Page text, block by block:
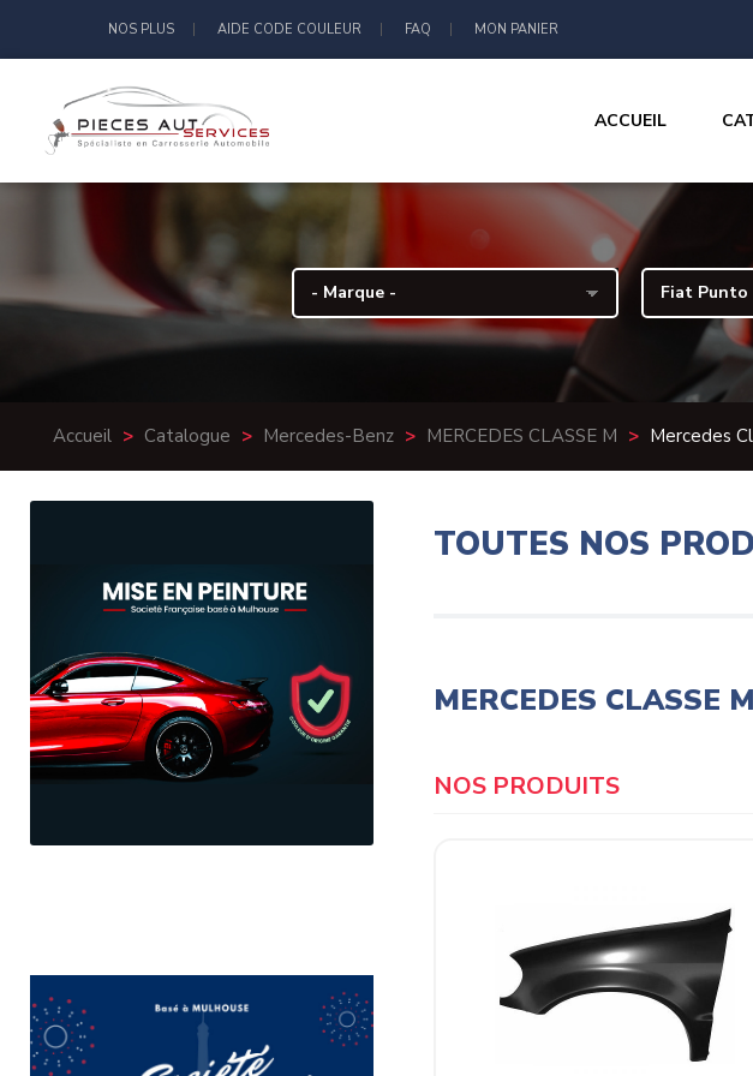
NOS PLUS AIDE CODE COULEUR FAQ MON PANIER
ACCUEIL
Accueil > Catalogue > Mercedes-Benz > MERCEDES CLASSE M > Mercedes
TOUTES NOS
MERCEDES CLASSE